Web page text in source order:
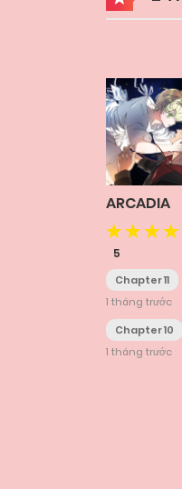
ARCADIA
5
Chapter 11
1 tháng trước
Chapter 10
1 tháng trước